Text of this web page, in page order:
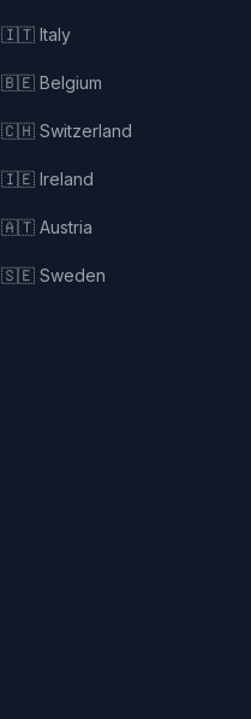
🇮🇹 Italy
🇧🇪 Belgium
🇨🇭 Switzerland
🇮🇪 Ireland
🇦🇹 Austria
🇸🇪 Sweden